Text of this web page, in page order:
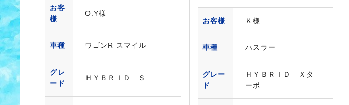
お客
様
O.Y様
車種 ワゴンR スマイル
グレ
ード
ＨＹＢＲＩＤ Ｓ
お客様 Ｋ様
車種 ハスラー
グレー
ド
ＨＹＢＲＩＤ Ｘタ
ーボ